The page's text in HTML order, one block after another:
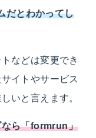
だとわかってし
などは変更でき
イトやサービス
いと言えます。
なら「formrun」